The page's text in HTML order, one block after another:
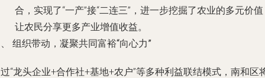
合，实现了“一产”接“二连三”，进一步挖掘了农业的多元价
让农民分享更多产业增值收益。
组织带动，凝聚共同富裕“向心力”
“龙头企业+合作社+基地+农户”等多种利益联结模式，南和区